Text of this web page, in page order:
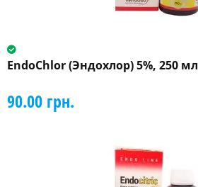
EndoChlor (Эндохлор) 5%, 250 мл
90.00 грн.